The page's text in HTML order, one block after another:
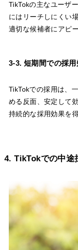
TikTokの主なユーザ
にはリーチしにくい
適切な候補者にアピ
3-3. 短期間での採
TikTokでの採用は、
める反面、安定して
持続的な採用効果を
4. TikTokでの中途